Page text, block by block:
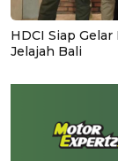
HDCI Siap
Jelajah Bali